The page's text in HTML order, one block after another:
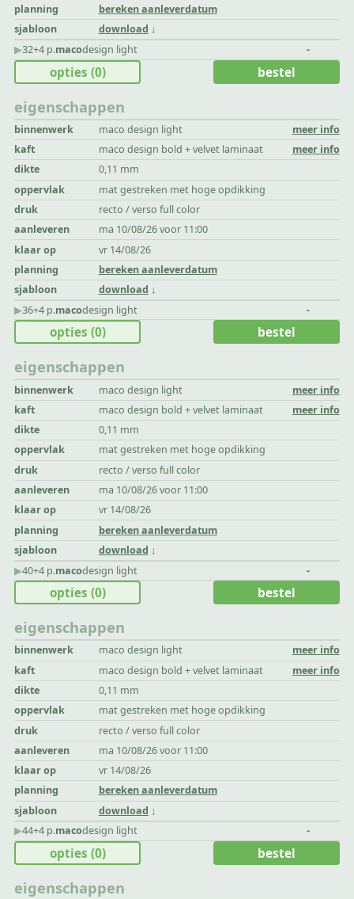
planning
bereken aanleverdatum
sjabloon
download
▶︎32+4 p.macodesign light -
eigenschappen
binnenwerk maco design light
meer info
kaft
maco design bold + velvet laminaat
meer info
dikte
0,11 mm
oppervlak
mat gestreken met hoge opdikking
druk
recto / verso full color
aanleveren
ma 10/08/26 voor 11:00
klaar op
vr 14/08/26
planning
bereken aanleverdatum
sjabloon
download
opties (0) bestel
▶︎36+4 p.macodesign light -
eigenschappen
binnenwerk maco design light
meer info
kaft
maco design bold + velvet laminaat
meer info
dikte
0,11 mm
oppervlak
mat gestreken met hoge opdikking
druk
recto / verso full color
aanleveren
ma 10/08/26 voor 11:00
klaar op
vr 14/08/26
planning
bereken aanleverdatum
sjabloon
download
opties (0) bestel
▶︎40+4 p.macodesign light -
eigenschappen
binnenwerk maco design light
meer info
kaft
maco design bold + velvet laminaat
meer info
dikte
0,11 mm
oppervlak
mat gestreken met hoge opdikking
druk
recto / verso full color
aanleveren
ma 10/08/26 voor 11:00
klaar op
vr 14/08/26
planning
bereken aanleverdatum
sjabloon
download
opties (0) bestel
▶︎44+4 p.macodesign light -
eigenschappen
opties (0) bestel